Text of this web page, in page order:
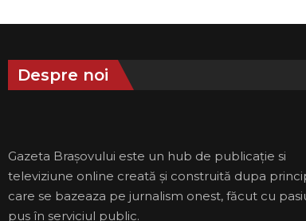
Despre noi
Gazeta Brașovului este un hub de publicație si
televiziune online creată și construită dupa
care se bazeaza pe jurnalism onest, făcut cu
pus în serviciul public.